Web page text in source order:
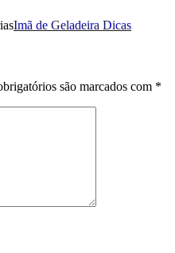
Imã de Geladeira Dicas
são marcados com *